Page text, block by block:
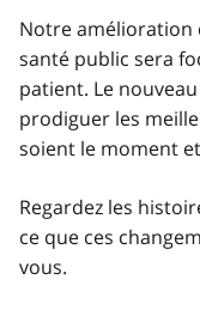
Notre amélioration
santé public sera
patient. Le
prodiguer les
soient le moment
Regardez les
ce que ces
vous.